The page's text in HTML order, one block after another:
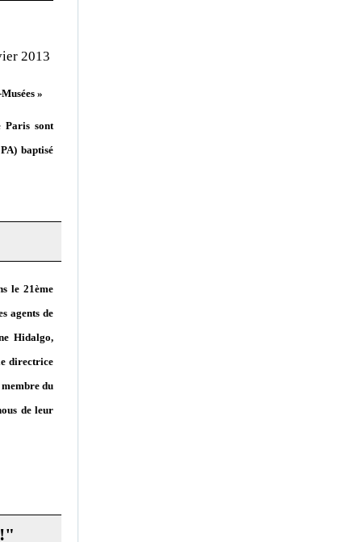
2013
»
Paris sont
baptisé
le 21ème
agents de
Hidalgo,
directrice
du
de leur